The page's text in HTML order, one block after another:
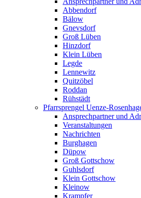
Abbendorf
Bälow
Gnevsdorf
Groß Lüben
Hinzdorf
Klein Lüben
Legde
Lennewitz
Quitzöbel
Roddan
Rühstädt
Pfarrsprengel Uenze-
Ansprechpartner und
Veranstaltungen
Nachrichten
Burghagen
Düpow
Groß Gottschow
Guhlsdorf
Klein Gottschow
Kleinow
Krampfer